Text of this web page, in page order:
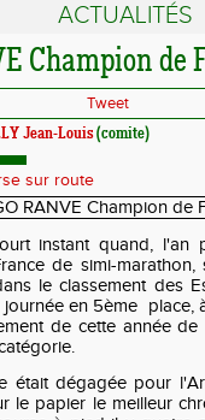
ACTUALITÉS
Champion de
Tweet
Jean-Louis(comite)
sur route
instant quand, l'an
de simi-
le classement des
journée en 5ème place,
de cette année
était dégagée pour
le papier le meilleur